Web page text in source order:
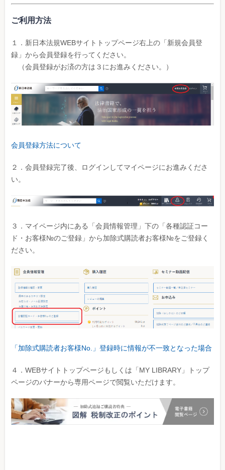
ご利用方法
１．新日本法規WEBサイトトップページ右上の「新規会員登
録」から会員登録を行ってください。
（会員登録がお済の方は３にお進みください。）
会員登録方法について
２．会員登録完了後、ログインしてマイページにお進みくださ
い。
３．マイページ内にある「会員情報管理」下の「各種認証コー
ド・お客様№のご登録」から加除式購読者お客様№をご登録く
ださい。
「加除式購読者お客様No.」登録時に情報が不一致となった場合
４．WEBサイトトップページもしくは「MY LIBRARY」トップ
ページのバナーから専用ページで閲覧いただけます。